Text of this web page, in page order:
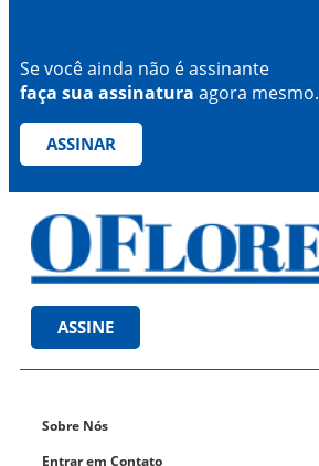
Se você ainda não é assinante
faça sua assinatura agora mesmo.
ASSINAR
ASSINE
Sobre Nós
Entrar em Contato